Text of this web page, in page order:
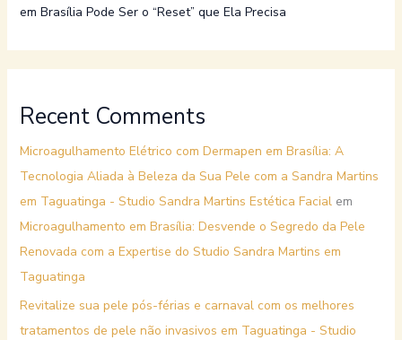
em Brasília Pode Ser o “Reset” que Ela Precisa
Recent Comments
Microagulhamento Elétrico com Dermapen em Brasília: A
Tecnologia Aliada à Beleza da Sua Pele com a Sandra Martins
em Taguatinga - Studio Sandra Martins Estética Facialem
Microagulhamento em Brasília: Desvende o Segredo da Pele
Renovada com a Expertise do Studio Sandra Martins em
Taguatinga
Revitalize sua pele pós-férias e carnaval com os melhores
tratamentos de pele não invasivos em Taguatinga - Studio